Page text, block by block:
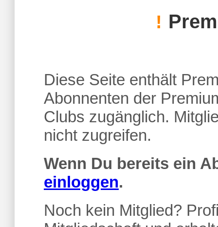
!
Diese Seite enthält
Abonnenten der
Clubs zugänglich.
nicht zugreifen.
Wenn Du bereits ein
einloggen.
Noch kein Mitglied?